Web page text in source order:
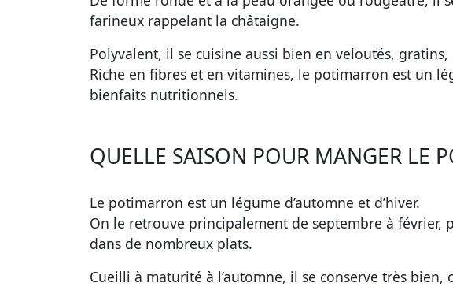
farineux rappelant la châtaigne.
Polyvalent, il se cuisine aussi bien en veloutés,
Riche en fibres et en vitamines, le potimarron est un
bienfaits nutritionnels.
QUELLE SAISON POUR MANGER LE
Le potimarron est un légume d’automne et d’hiver.
On le retrouve principalement de septembre à
dans de nombreux plats.
Cueilli à maturité à l’automne, il se conserve très bien,